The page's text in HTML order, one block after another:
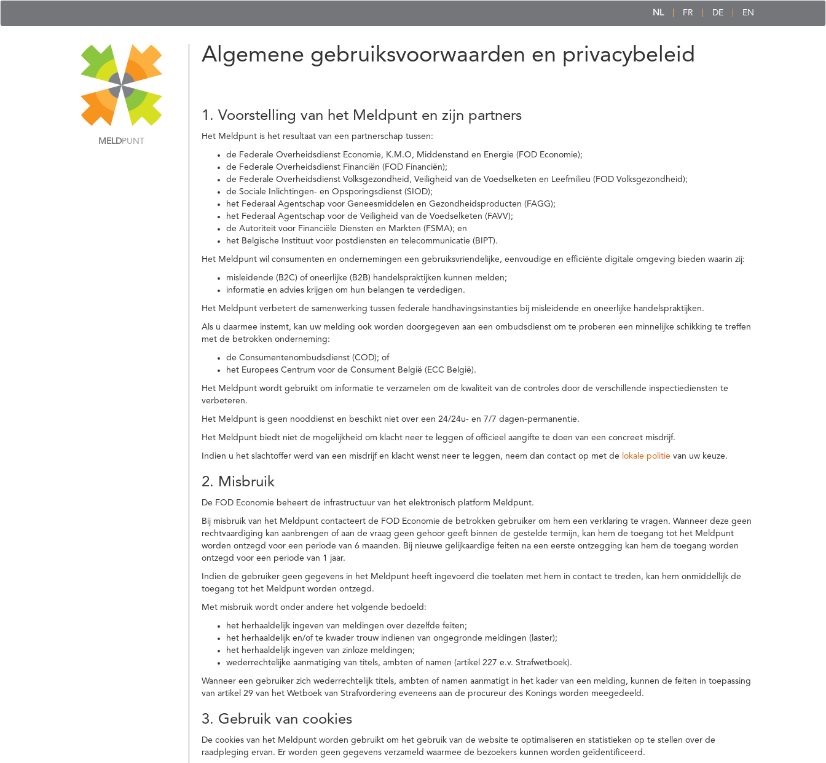
NL FR DE EN
MELDPUNT
Algemene gebruiksvoorwaarden en privacybeleid
1. Voorstelling van het Meldpunt en zijn partners
Het Meldpunt is het resultaat van een partnerschap tussen:
de Federale Overheidsdienst Economie, K.M.O, Middenstand en Energie (FOD Economie);
de Federale Overheidsdienst Financiën (FOD Financiën);
de Federale Overheidsdienst Volksgezondheid, Veiligheid van de Voedselketen en Leefmilieu (FOD Volksgezondheid);
de Sociale Inlichtingen- en Opsporingsdienst (SIOD);
het Federaal Agentschap voor Geneesmiddelen en Gezondheidsproducten (FAGG);
het Federaal Agentschap voor de Veiligheid van de Voedselketen (FAVV);
de Autoriteit voor Financiële Diensten en Markten (FSMA); en
het Belgische Instituut voor postdiensten en telecommunicatie (BIPT).
Het Meldpunt wil consumenten en ondernemingen een gebruiksvriendelijke, eenvoudige en efficiënte digitale omgeving bieden waarin zij:
misleidende (B2C) of oneerlijke (B2B) handelspraktijken kunnen melden;
informatie en advies krijgen om hun belangen te verdedigen.
Het Meldpunt verbetert de samenwerking tussen federale handhavingsinstanties bij misleidende en oneerlijke handelspraktijken.
Als u daarmee instemt, kan uw melding ook worden doorgegeven aan een ombudsdienst om te proberen een minnelijke schikking te treffen
met de betrokken onderneming:
de Consumentenombudsdienst (COD); of
het Europees Centrum voor de Consument België (ECC België).
Het Meldpunt wordt gebruikt om informatie te verzamelen om de kwaliteit van de controles door de verschillende inspectiediensten te
verbeteren.
Het Meldpunt is geen nooddienst en beschikt niet over een 24/24u- en 7/7 dagen-permanentie.
Het Meldpunt biedt niet de mogelijkheid om klacht neer te leggen of officieel aangifte te doen van een concreet misdrijf.
Indien u het slachtoffer werd van een misdrijf en klacht wenst neer te leggen, neem dan contact op met de lokale politie van uw keuze.
2. Misbruik
De FOD Economie beheert de infrastructuur van het elektronisch platform Meldpunt.
Bij misbruik van het Meldpunt contacteert de FOD Economie de betrokken gebruiker om hem een verklaring te vragen. Wanneer deze geen
rechtvaardiging kan aanbrengen of aan de vraag geen gehoor geeft binnen de gestelde termijn, kan hem de toegang tot het Meldpunt
worden ontzegd voor een periode van 6 maanden. Bij nieuwe gelijkaardige feiten na een eerste ontzegging kan hem de toegang worden
ontzegd voor een periode van 1 jaar.
Indien de gebruiker geen gegevens in het Meldpunt heeft ingevoerd die toelaten met hem in contact te treden, kan hem onmiddellijk de
toegang tot het Meldpunt worden ontzegd.
Met misbruik wordt onder andere het volgende bedoeld:
het herhaaldelijk ingeven van meldingen over dezelfde feiten;
het herhaaldelijk en/of te kwader trouw indienen van ongegronde meldingen (laster);
het herhaaldelijk ingeven van zinloze meldingen;
wederrechtelijke aanmatiging van titels, ambten of namen (artikel 227 e.v. Strafwetboek).
Wanneer een gebruiker zich wederrechtelijk titels, ambten of namen aanmatigt in het kader van een melding, kunnen de feiten in toepassing
van artikel 29 van het Wetboek van Strafvordering eveneens aan de procureur des Konings worden meegedeeld.
3. Gebruik van cookies
De cookies van het Meldpunt worden gebruikt om het gebruik van de website te optimaliseren en statistieken op te stellen over de
raadpleging ervan. Er worden geen gegevens verzameld waarmee de bezoekers kunnen worden geïdentificeerd.